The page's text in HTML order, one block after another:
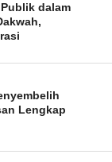
dalam
Lengkap